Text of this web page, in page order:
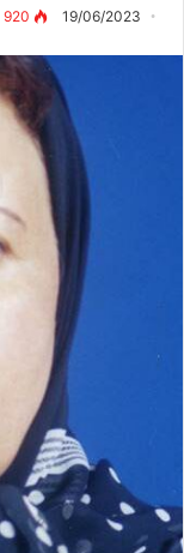
19/06/2023
920